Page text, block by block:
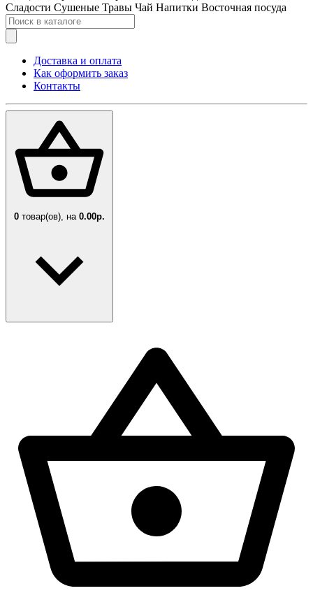
Сладости Сушеные Травы Чай Напитки Восточная посуда
Доставка и оплата
Как оформить заказ
Контакты
0 товар(ов), на 0.00р.